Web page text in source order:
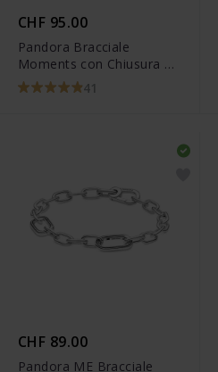
CHF 95.00
Pandora Bracciale
Moments con Chiusura a
Cuore albero della
Famiglia - 598827C01
41
CHF 89.00
Pandora ME Bracciale